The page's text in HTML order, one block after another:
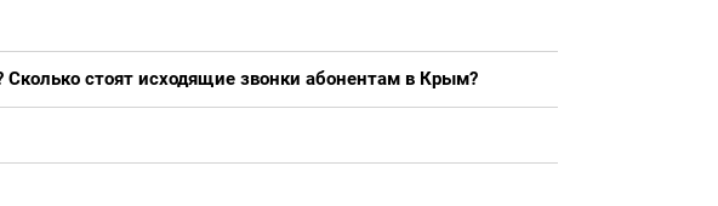
стоят исходящие звонки абонентам в Крым?